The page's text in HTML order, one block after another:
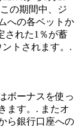
の期間中、ジ
への各ベットか
された1％が蓄
トされます。.
ボーナスを使っ
ます。. またオ
ら銀行口座への